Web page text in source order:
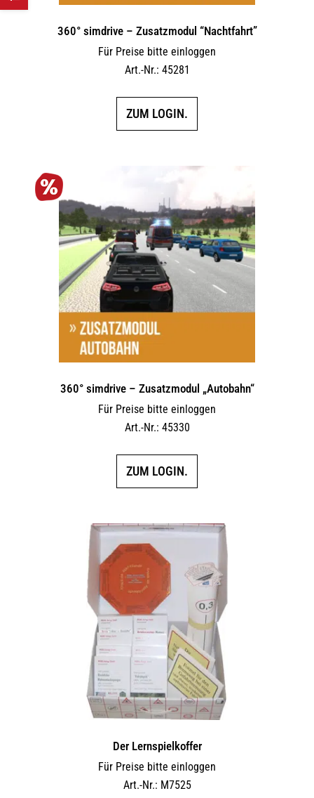
360° simdrive – Zusatzmodul “Nachtfahrt”
Für Preise bitte einloggen
Art.-Nr.: 45281
ZUM LOGIN.
360° simdrive – Zusatzmodul „Autobahn“
Für Preise bitte einloggen
Art.-Nr.: 45330
ZUM LOGIN.
Der Lernspielkoffer
Für Preise bitte einloggen
Art.-Nr.: M7525